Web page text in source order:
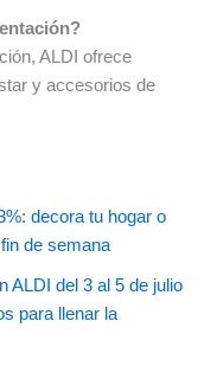
ALDI ofrece
y accesorios de
decora tu hogar o
de semana
ALDI del 3 al 5 de julio
para llenar la